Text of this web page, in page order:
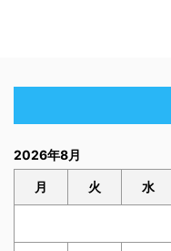
2026年8月
月 火 水